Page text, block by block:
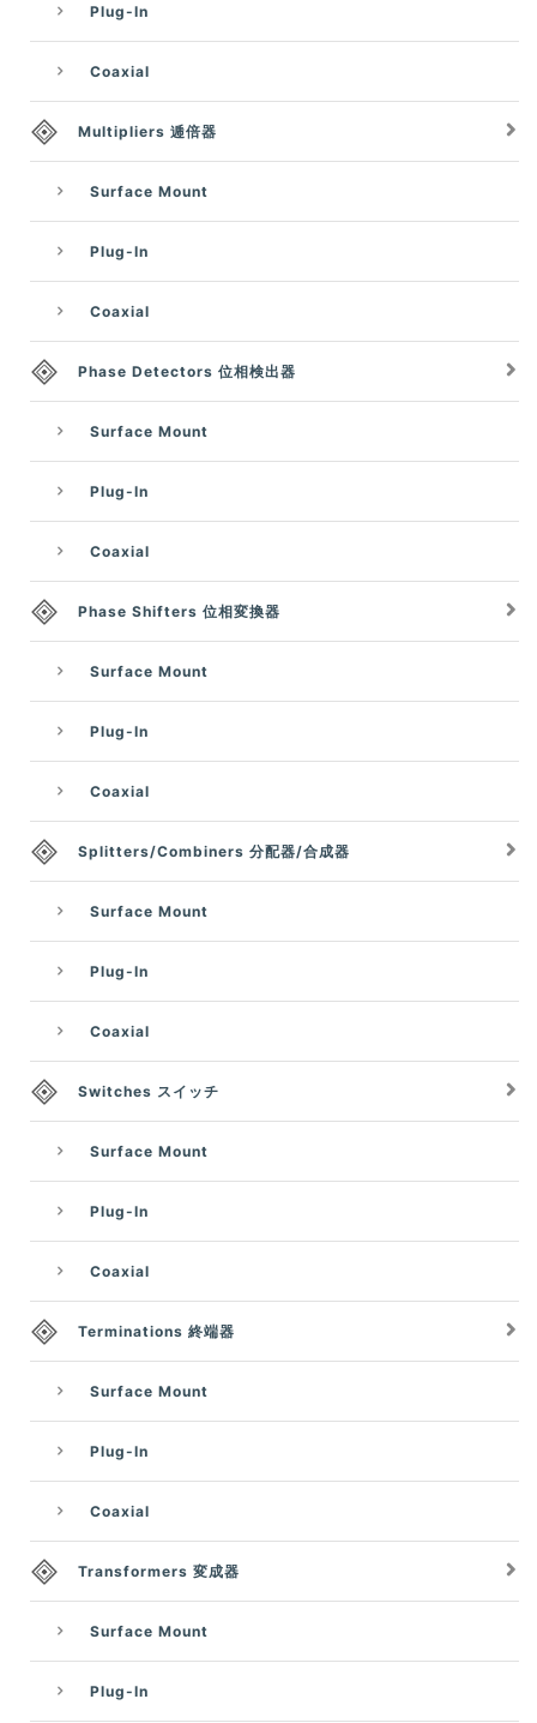
Plug-In
Coaxial
Multipliers 逓倍器
Surface Mount
Plug-In
Coaxial
Phase Detectors 位相検出器
Surface Mount
Plug-In
Coaxial
Phase Shifters 位相変換器
Surface Mount
Plug-In
Coaxial
Splitters/Combiners 分配器/合成器
Surface Mount
Plug-In
Coaxial
Switches スイッチ
Surface Mount
Plug-In
Coaxial
Terminations 終端器
Surface Mount
Plug-In
Coaxial
Transformers 変成器
Surface Mount
Plug-In